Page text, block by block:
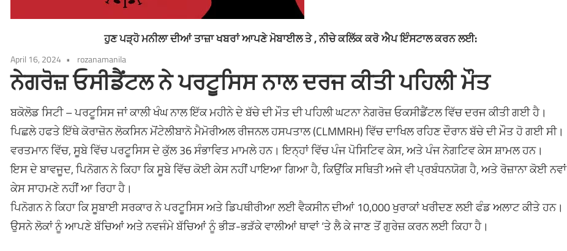
ਹੁਣ ਪੜ੍ਹੋ ਮਨੀਲਾ ਦੀਆਂ ਤਾਜ਼ਾ ਖਬਰਾਂ ਆਪਣੇ ਮੋਬਾਈਲ ਤੇ , ਨੀਚੇ ਕਲਿੱਕ ਕਰੋ ਐਪ ਇੰਸਟਾਲ ਕਰਨ ਲਈ:
April 16, 2024 rozanamanila
ਨੇਗਰੋਜ਼ ਓਸੀਡੈਂਟਲ ਨੇ ਪਰਟੂਸਿਸ ਨਾਲ ਦਰਜ ਕੀਤੀ ਪਹਿਲੀ ਮੌਤ
ਬਕੋਲੋਡ ਸਿਟੀ – ਪਰਟੂਸਿਸ ਜਾਂ ਕਾਲੀ ਖੰਘ ਨਾਲ ਇੱਕ ਮਹੀਨੇ ਦੇ ਬੱਚੇ ਦੀ ਮੌਤ ਦੀ ਪਹਿਲੀ ਘਟਨਾ ਨੇਗਰੋਜ਼ ਓਕਸੀਡੈਂਟਲ ਵਿੱਚ ਦਰਜ ਕੀਤੀ ਗਈ ਹੈ।
ਪਿਛਲੇ ਹਫਤੇ ਇੱਥੇ ਕੋਰਾਜ਼ੋਨ ਲੋਕਸਿਨ ਮੋਂਟੇਲੀਬਾਨੋ ਮੈਮੋਰੀਅਲ ਰੀਜਨਲ ਹਸਪਤਾਲ (CLMMRH) ਵਿੱਚ ਦਾਖਿਲ ਰਹਿਣ ਦੌਰਾਨ ਬੱਚੇ ਦੀ ਮੌਤ ਹੋ ਗਈ ਸੀ।
ਵਰਤਮਾਨ ਵਿੱਚ, ਸੂਬੇ ਵਿੱਚ ਪਰਟੂਸਿਸ ਦੇ ਕੁੱਲ 36 ਸੰਭਾਵਿਤ ਮਾਮਲੇ ਹਨ। ਇਨ੍ਹਾਂ ਵਿੱਚ ਪੰਜ ਪੋਸਿਟਿਵ ਕੇਸ, ਅਤੇ ਪੰਜ ਨੇਗਟਿਵ ਕੇਸ ਸ਼ਾਮਲ ਹਨ।
ਇਸ ਦੇ ਬਾਵਜੂਦ, ਪਿਨੋਗਨ ਨੇ ਕਿਹਾ ਕਿ ਸੂਬੇ ਵਿੱਚ ਕੋਈ ਕੇਸ ਨਹੀਂ ਪਾਇਆ ਗਿਆ ਹੈ, ਕਿਉਂਕਿ ਸਥਿਤੀ ਅਜੇ ਵੀ ਪ੍ਰਬੰਧਨਯੋਗ ਹੈ, ਅਤੇ ਰੋਜ਼ਾਨਾ ਕੋਈ ਨਵਾਂ
ਕੇਸ ਸਾਹਮਣੇ ਨਹੀਂ ਆ ਰਿਹਾ ਹੈ।
ਪਿਨੋਗਨ ਨੇ ਕਿਹਾ ਕਿ ਸੂਬਾਈ ਸਰਕਾਰ ਨੇ ਪਰਟੂਸਿਸ ਅਤੇ ਡਿਪਥੀਰੀਆ ਲਈ ਵੈਕਸੀਨ ਦੀਆਂ 10,000 ਖੁਰਾਕਾਂ ਖਰੀਦਣ ਲਈ ਫੰਡ ਅਲਾਟ ਕੀਤੇ ਹਨ।
ਉਸਨੇ ਲੋਕਾਂ ਨੂੰ ਆਪਣੇ ਬੱਚਿਆਂ ਅਤੇ ਨਵਜੰਮੇ ਬੱਚਿਆਂ ਨੂੰ ਭੀੜ-ਭੜੱਕੇ ਵਾਲੀਆਂ ਥਾਵਾਂ ‘ਤੇ ਲੈ ਕੇ ਜਾਣ ਤੋਂ ਗੁਰੇਜ਼ ਕਰਨ ਲਈ ਕਿਹਾ ਹੈ।